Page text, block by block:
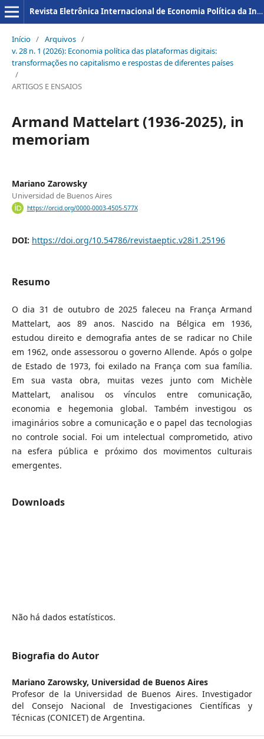
Revista Eletrônica Internacional de Economia Política da Informação da Comunicação e da Cultura
Início / Arquivos /
v. 28 n. 1 (2026): Economia política das plataformas digitais:
transformações no capitalismo e respostas de diferentes países
/
ARTIGOS E ENSAIOS
Armand Mattelart (1936-2025), in
memoriam
Mariano Zarowsky
Universidad de Buenos Aires
https://orcid.org/0000-0003-4505-577X
DOI: https://doi.org/10.54786/revistaeptic.v28i1.25196
Resumo
O dia 31 de outubro de 2025 faleceu na França Armand
Mattelart, aos 89 anos. Nascido na Bélgica em 1936,
estudou direito e demografia antes de se radicar no Chile
em 1962, onde assessorou o governo Allende. Após o golpe
de Estado de 1973, foi exilado na França com sua família.
Em sua vasta obra, muitas vezes junto com Michèle
Mattelart, analisou os vínculos entre comunicação,
economia e hegemonia global. Também investigou os
imaginários sobre a comunicação e o papel das tecnologias
no controle social. Foi um intelectual comprometido, ativo
na esfera pública e próximo dos movimentos culturais
emergentes.
Downloads
Não há dados estatísticos.
Biografia do Autor
Mariano Zarowsky, Universidad de Buenos Aires
Profesor de la Universidad de Buenos Aires. Investigador
del Consejo Nacional de Investigaciones Científicas y
Técnicas (CONICET) de Argentina.